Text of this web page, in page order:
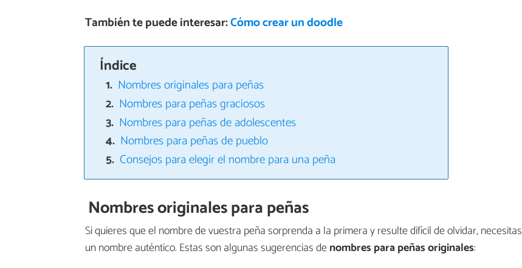
También te puede interesar:Cómo crear un doodle
Índice
Nombres originales para peñas
Nombres para peñas graciosos
Nombres para peñas de adolescentes
Nombres para peñas de pueblo
Consejos para elegir el nombre para una peña
Nombres originales para peñas
Si quieres que el nombre de vuestra peña sorprenda a la primera y resulte difícil de olvidar, necesitas
un nombre auténtico. Estas son algunas sugerencias denombres para peñas originales: